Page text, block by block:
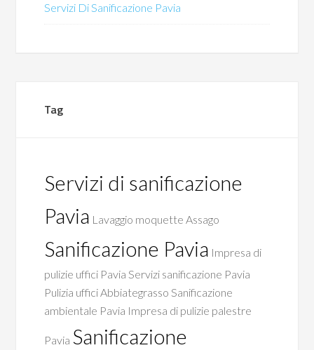
Servizi Di Sanificazione Pavia
Tag
Servizi di sanificazione
Pavia Lavaggio moquette Assago
Sanificazione Pavia Impresa di
pulizie uffici Pavia Servizi sanificazione Pavia
Pulizia uffici Abbiategrasso Sanificazione
ambientale Pavia Impresa di pulizie palestre
Pavia Sanificazione